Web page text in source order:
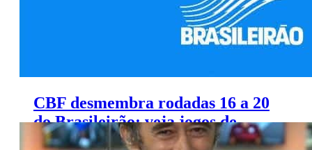
CBF desmembra rodadas 16 a 20
do Brasileirão; veja jogos de
Globo, SporTV e TNT Sports